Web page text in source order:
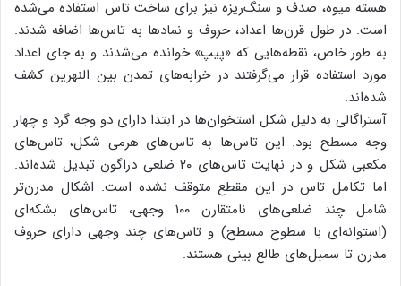
هسته میوه، صدف‌ و سنگ‌ریزه نیز برای ساخت تاس استفاده می‌شده
است. در طول قرن‌ها اعداد، حروف و نمادها به تاس‌ها اضافه ‌شدند.
به طور خاص، نقطه‌هایی که «پیپ» خوانده می‌شدند و به جای اعداد
مورد استفاده قرار می‌گرفتند در خرابه‌های تمدن بین النهرین کشف
شده‌اند.
آستراگالی به دلیل شکل استخوان‌ها در ابتدا دارای دو وجه گرد و چهار
وجه مسطح بود. این تاس‌ها به تاس‌های هرمی ‌شکل، تاس‌های
مکعبی شکل و در نهایت تاس‌های ۲۰ ضلعی دراگون تبدیل شده‌اند.
اما تکامل تاس در این مقطع متوقف نشده است. اشکال مدرن‌تر
شامل چند ضلعی‌های نامتقارن ۱۰۰ وجهی، تاس‌های بشکه‌ای
(استوانه‌ای با سطوح مسطح) و تاس‌های چند وجهی دارای حروف
مدرن تا سمبل‌های طالع بینی هستند.